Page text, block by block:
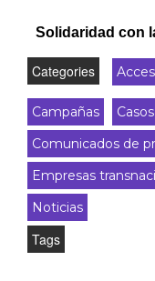
Solidaridad con
Categories
Campañas Casos
Comunicados de
Empresas
Noticias
Tags